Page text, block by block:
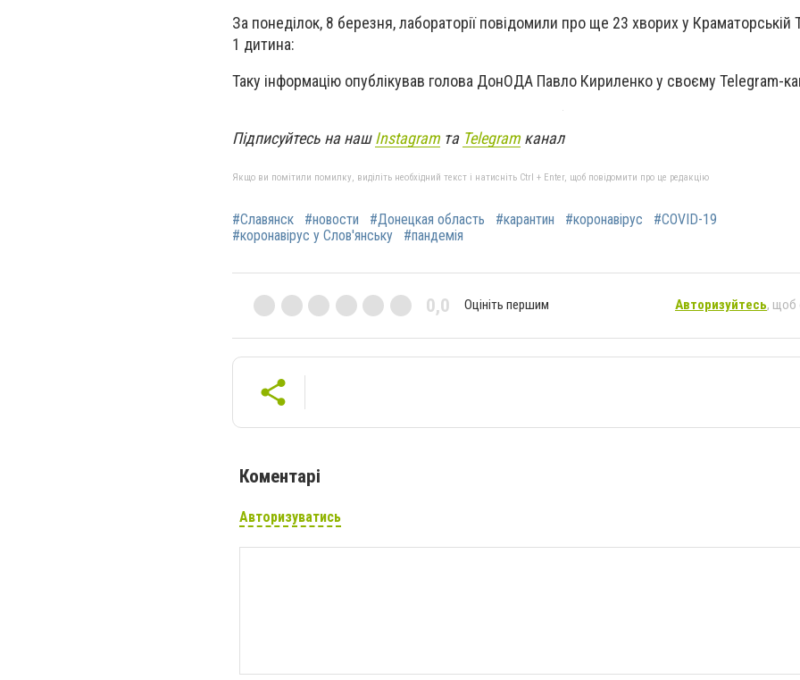
За понеділок, 8 березня, лабораторії повідомили про ще 23 хворих у Краматорській
1 дитина:
Таку інформацію опублікував голова ДонОДА Павло Кириленко у своєму Telegram-
Підписуйтесь на нашInstagram та Telegram канал
Якщо ви помітили помилку, виділіть необхідний текст і натисніть Ctrl + Enter, щоб повідомити про це редакцію
#Славянск #новости #Донецкая область #карантин #коронавірус
#COVID-19
#коронавірус у Слов'янську
#пандемія
0,0 Оцініть першим Авторизуйтесь, щоб
Коментарі
Авторизуватись